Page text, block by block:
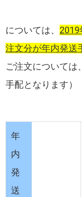
については、 2019
注文分が年内発送
ご注文については
手配となります）
年
内
発
送